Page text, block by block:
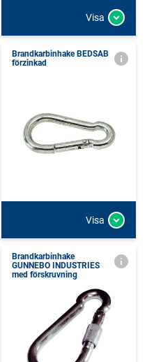
Visa
Brandkarbinhake BEDSAB
förzinkad
Visa
Brandkarbinhake
GUNNEBO INDUSTRIES
med förskruvning